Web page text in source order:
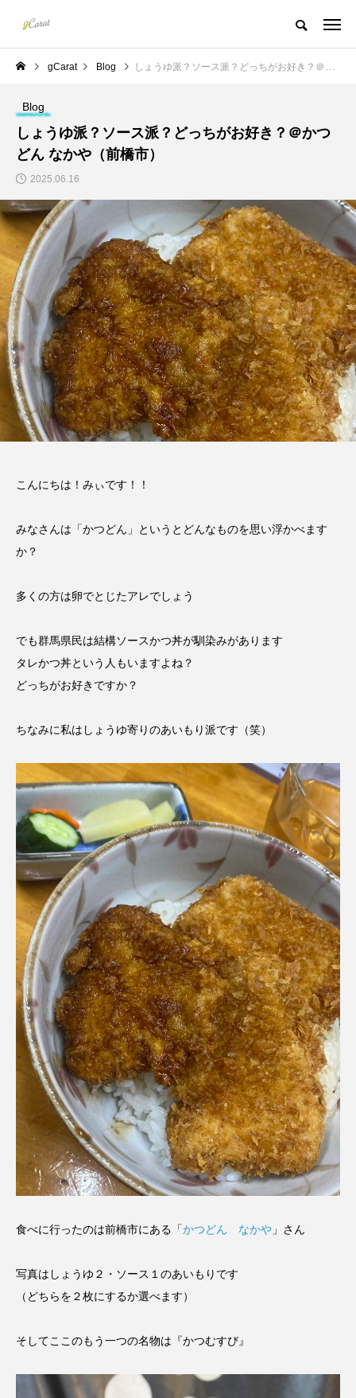
gCarat Blog しょうゆ派？ソース派？どっちがお好き？＠かつどん なかや（前橋市）
Blog
しょうゆ派？ソース派？どっちがお好き？＠かつ
どん なかや（前橋市）
2025.06.16
こんにちは！みぃです！！
みなさんは「かつどん」というとどんなものを思い浮かべます
か？
多くの方は卵でとじたアレでしょう
でも群馬県民は結構ソースかつ丼が馴染みがあります
タレかつ丼という人もいますよね？
どっちがお好きですか？
ちなみに私はしょうゆ寄りのあいもり派です（笑）
食べに行ったのは前橋市にある「かつどん なかや 」さん
写真はしょうゆ２・ソース１のあいもりです
（どちらを２枚にするか選べます）
そしてここのもう一つの名物は『かつむすび』